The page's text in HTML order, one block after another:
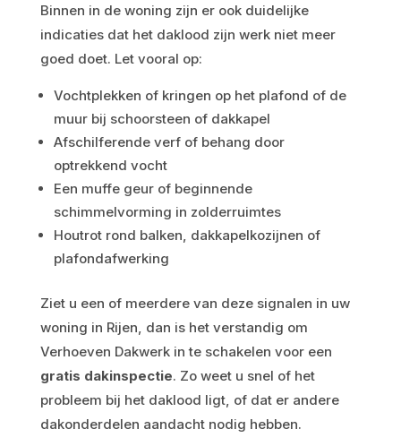
Binnen in de woning zijn er ook duidelijke
indicaties dat het daklood zijn werk niet meer
goed doet. Let vooral op:
Vochtplekken of kringen op het plafond of de
muur bij schoorsteen of dakkapel
Afschilferende verf of behang door
optrekkend vocht
Een muffe geur of beginnende
schimmelvorming in zolderruimtes
Houtrot rond balken, dakkapelkozijnen of
plafondafwerking
Ziet u een of meerdere van deze signalen in uw
woning in Rijen, dan is het verstandig om
Verhoeven Dakwerk in te schakelen voor een
gratis dakinspectie. Zo weet u snel of het
probleem bij het daklood ligt, of dat er andere
dakonderdelen aandacht nodig hebben.